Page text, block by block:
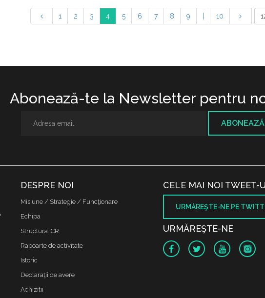
1 2 3 4 5 6 7 8 9 10
Abonează-te la Newsletter pentru
DESPRE NOI
Misiune / Strategie / Funcţionare
Echipa
Structura ICR
Rapoarte de activitate
Istoric
Declaraţii de avere
Achizitii
CELE MAI NOI TWEET-
URMĂREŞTE-NE PE
URMĂREŞTE-NE